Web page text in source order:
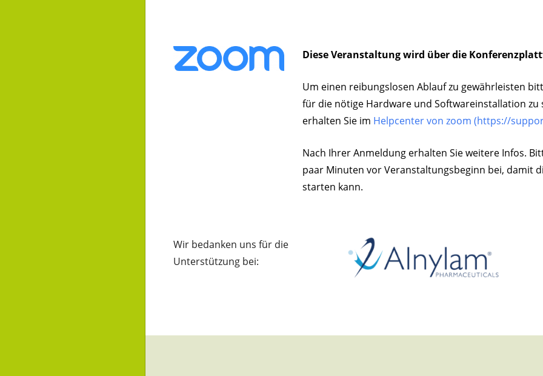
Diese Veranstaltung wird über die
Um einen reibungslosen Ablauf zu gewährleisten
für die nötige Hardware und Softwareinstallation zu
erhalten Sie im Helpcenter von zoom (https://
Nach Ihrer Anmeldung erhalten Sie weitere Infos.
paar Minuten vor Veranstaltungsbeginn bei, damit
starten kann.
Wir bedanken uns für die
Unterstützung bei: